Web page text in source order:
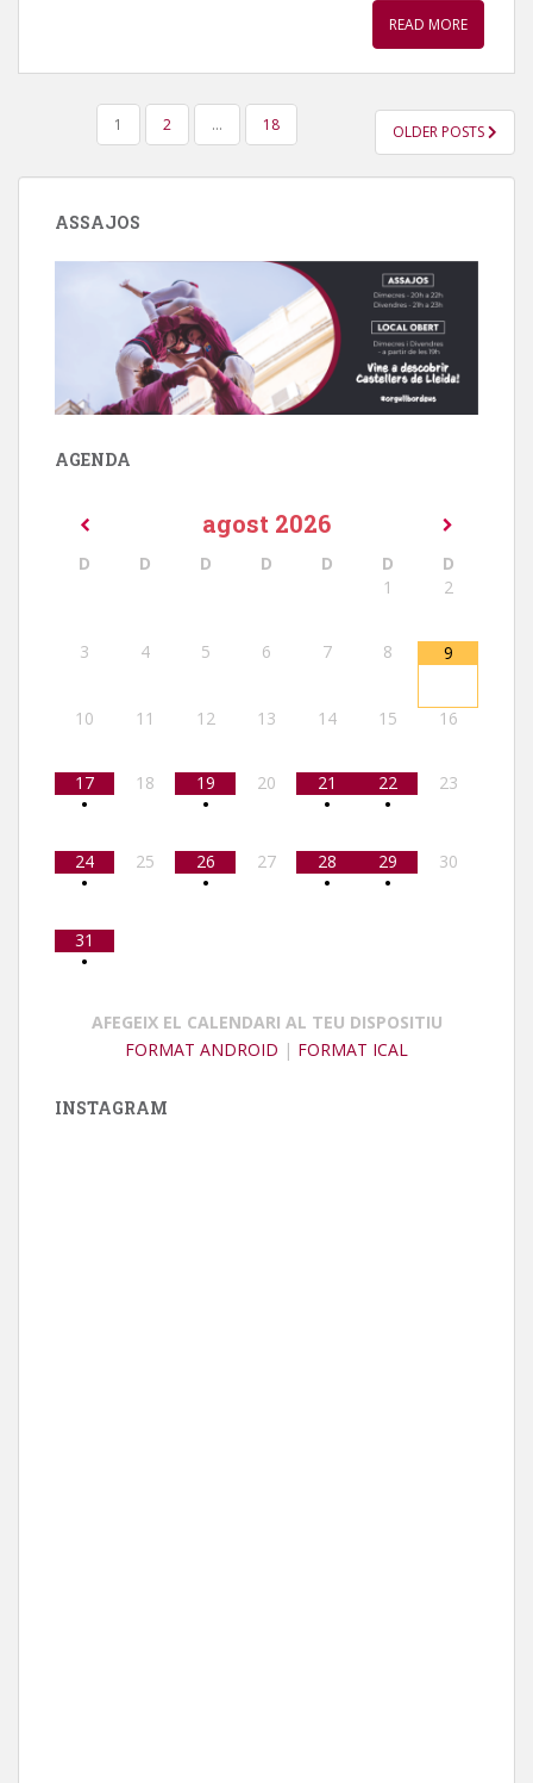
READ MORE
PAGINACIÓ
LES
ENTRADES
1 2 … 18 OLDER POSTS
ASSAJOS
AGENDA
agost 2026
D D D D D D
D
1
2
3 4 5 6 7 8 9
10 11 12 13 14 15 16
17
•
18
19
•
20
21
•
22
•
23
24
•
25
26
•
27
28
•
29
•
30
31
•
AFEGEIX EL CALENDARI AL TEU DISPOSITIU
FORMAT ANDROID | FORMAT ICAL
INSTAGRAM